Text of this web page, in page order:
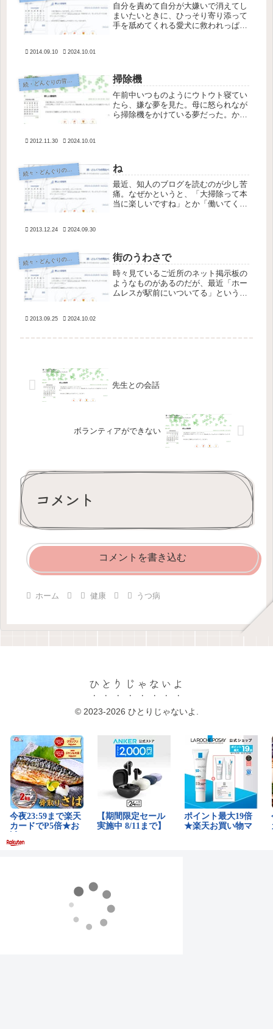
自分を責めて自分が大嫌いで消えてし
まいたいときに、ひっそり寄り添って
手を舐めてくれる愛犬に救われっぱな
れ...
2014.09.10 2024.10.01
続
・どんぐりの背比べ 掃除機
午前中いつものようにウトウト寝てい
たら、嫌な夢を見た。母に怒られなが
ら掃除機をかけている夢だった。かけ
れ...
2012.11.30 2024.10.01
続
々・どんぐりの背比べ ね
最近、知人のブログを読むのが少し苦
痛。なぜかというと、「大掃除って本
当に楽しいですね」とか「働いてくれ
は...
2013.12.24 2024.09.30
続
々・どんぐりの背比べ 街のうわさで
時々見ているご近所のネット掲示板の
ようなものがあるのだが、最近「ホー
ムレスが駅前にいついてる」という書
2013.09.25 2024.10.02
先生との会話
ボランティアができない
コメント
コメントを書き込む
ホーム 健康 うつ病
ひとりじゃないよ
© 2023-2026 ひとりじゃないよ.